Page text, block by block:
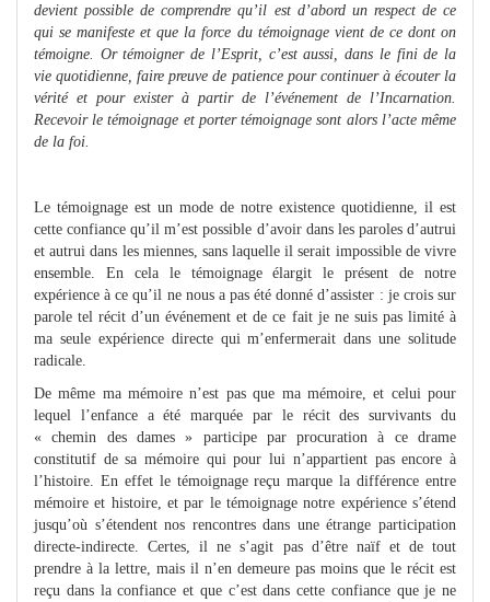
devient possible de comprendre qu’il est d’abord un respect de ce
qui se manifeste et que la force du témoignage vient de ce dont on
témoigne. Or témoigner de l’Esprit, c’est aussi, dans le fini de la
vie quotidienne, faire preuve de patience pour continuer à écouter la
vérité et pour exister à partir de l’événement de l’Incarnation.
Recevoir le témoignage et porter témoignage sont alors l’acte même
de la foi.
Le témoignage est un mode de notre existence quotidienne, il est
cette confiance qu’il m’est possible d’avoir dans les paroles d’autrui
et autrui dans les miennes, sans laquelle il serait impossible de vivre
ensemble. En cela le témoignage élargit le présent de notre
expérience à ce qu’il ne nous a pas été donné d’assister : je crois sur
parole tel récit d’un événement et de ce fait je ne suis pas limité à
ma seule expérience directe qui m’enfermerait dans une solitude
radicale.
De même ma mémoire n’est pas que ma mémoire, et celui pour
lequel l’enfance a été marquée par le récit des survivants du
« chemin des dames » participe par procuration à ce drame
constitutif de sa mémoire qui pour lui n’appartient pas encore à
l’histoire. En effet le témoignage reçu marque la différence entre
mémoire et histoire, et par le témoignage notre expérience s’étend
jusqu’où s’étendent nos rencontres dans une étrange participation
directe-indirecte. Certes, il ne s’agit pas d’être naïf et de tout
prendre à la lettre, mais il n’en demeure pas moins que le récit est
reçu dans la confiance et que c’est dans cette confiance que je ne